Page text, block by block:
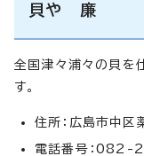
貝や 廉
全国津々浦々の貝を
す。
住所：広島市中
電話番号：